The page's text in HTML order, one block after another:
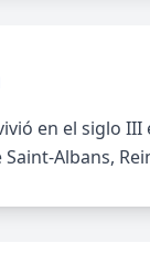
en el siglo III
Albans,